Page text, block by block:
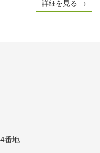
詳細を見る →
番地